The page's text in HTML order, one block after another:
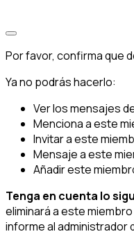
Por favor, confirma que
Ya no podrás hacerlo:
Ver los mensajes
Menciona a este
Invitar a este
Mensaje a este
Añadir este
Tenga en cuenta lo
eliminará a este
informe al administrador